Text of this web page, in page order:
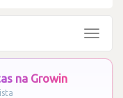
Toggle
na Growin